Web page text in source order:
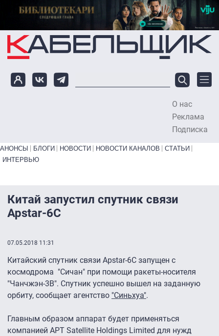
Перейти к основному содержанию
О нас
Реклама
Подписка
Primary links bottom
АНОНСЫ БЛОГИ НОВОСТИ НОВОСТИ КАНАЛОВ
СТАТЬИ
ИНТЕРВЬЮ
Китай запустил спутник связи
Apstar-6С
07.05.2018 11:31
Китайский спутник связи Apstar-6С запущен с
космодрома "Сичан" при помощи ракеты-носителя
"Чанчжэн-3В". Спутник успешно вышел на заданную
орбиту, сообщает агентство "Синьхуа".
Главным образом аппарат будет применяться
компанией APT Satellite Holdings Limited для нужд